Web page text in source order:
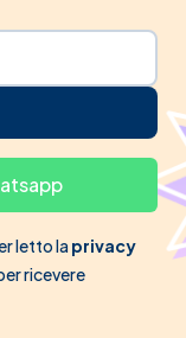
letto laprivacy
ricevere